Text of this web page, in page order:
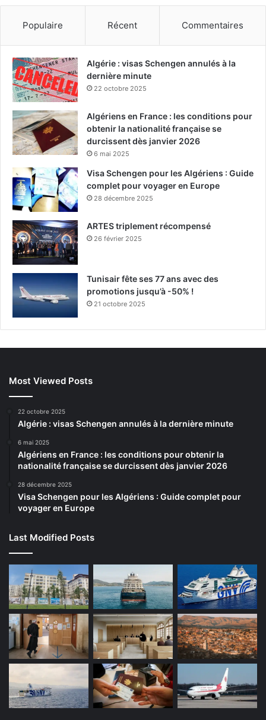
Populaire Récent Commentaires
Algérie : visas Schengen annulés à la
dernière minute
22 octobre 2025
Algériens en France : les conditions pour
obtenir la nationalité française se
durcissent dès janvier 2026
6 mai 2025
Visa Schengen pour les Algériens : Guide
complet pour voyager en Europe
28 décembre 2025
ARTES triplement récompensé
26 février 2025
Tunisair fête ses 77 ans avec des
promotions jusqu’à -50% !
21 octobre 2025
Most Viewed Posts
22 octobre 2025
Algérie : visas Schengen annulés à la dernière minute
6 mai 2025
Algériens en France : les conditions pour obtenir la
nationalité française se durcissent dès janvier 2026
28 décembre 2025
Visa Schengen pour les Algériens : Guide complet pour
voyager en Europe
Last Modified Posts